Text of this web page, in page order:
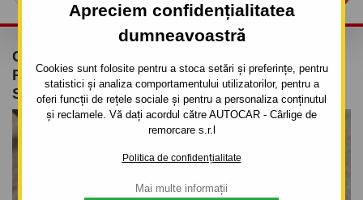
Apreciem confidențialitatea
dumneavoastră
Cookies sunt folosite pentru a stoca setări și preferințe, pentru
statistici și analiza comportamentului utilizatorilor, pentru a
oferi funcții de rețele sociale și pentru a personaliza conținutul
și reclamele. Vă dați acordul către AUTOCAR - Cârlige de
remorcare s.r.l
Politica de confidențialitate
Mai multe informații
CÂRLIG DE REMORCARE PENTRU
RENAULT KANGOO - PICK UP - SISTEM
SEMIDEMONTABIL -CU ŞURUBURI